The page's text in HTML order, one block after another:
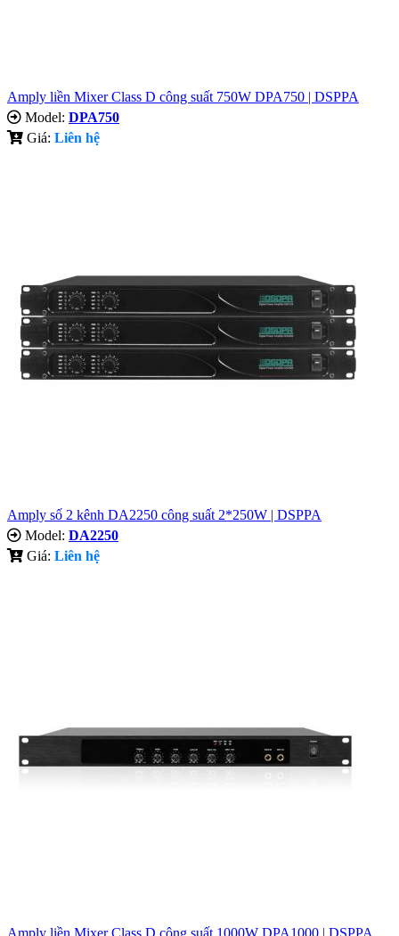
Amply liền Mixer Class D công suất 750W DPA750 | DSPPA
Model: DPA750
Giá: Liên hệ
Amply số 2 kênh DA2250 công suất 2*250W | DSPPA
Model: DA2250
Giá: Liên hệ
Amply liền Mixer Class D công suất 1000W DPA1000 | DSPPA